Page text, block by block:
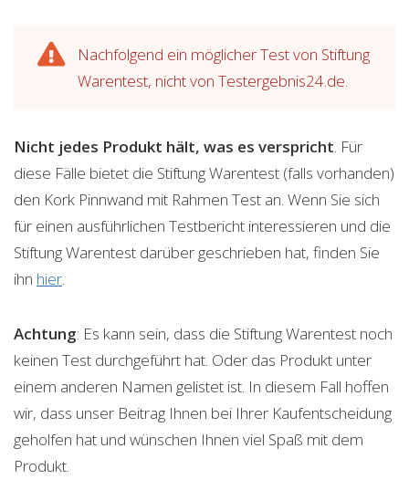
Nachfolgend ein möglicher Test von Stiftung
Warentest, nicht von Testergebnis24.de.
Nicht jedes Produkt hält, was es verspricht. Für
diese Fälle bietet die Stiftung Warentest (falls vorhanden)
den Kork Pinnwand mit Rahmen Test an. Wenn Sie sich
für einen ausführlichen Testbericht interessieren und die
Stiftung Warentest darüber geschrieben hat, finden Sie
ihn hier.
Achtung: Es kann sein, dass die Stiftung Warentest noch
keinen Test durchgeführt hat. Oder das Produkt unter
einem anderen Namen gelistet ist. In diesem Fall hoffen
wir, dass unser Beitrag Ihnen bei Ihrer Kaufentscheidung
geholfen hat und wünschen Ihnen viel Spaß mit dem
Produkt.